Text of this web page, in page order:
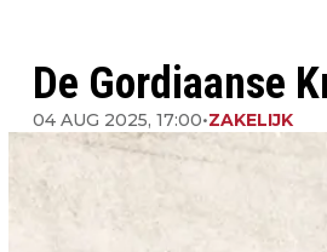
De Gordiaanse
04 AUG 2025, 17:00•ZAKELIJK